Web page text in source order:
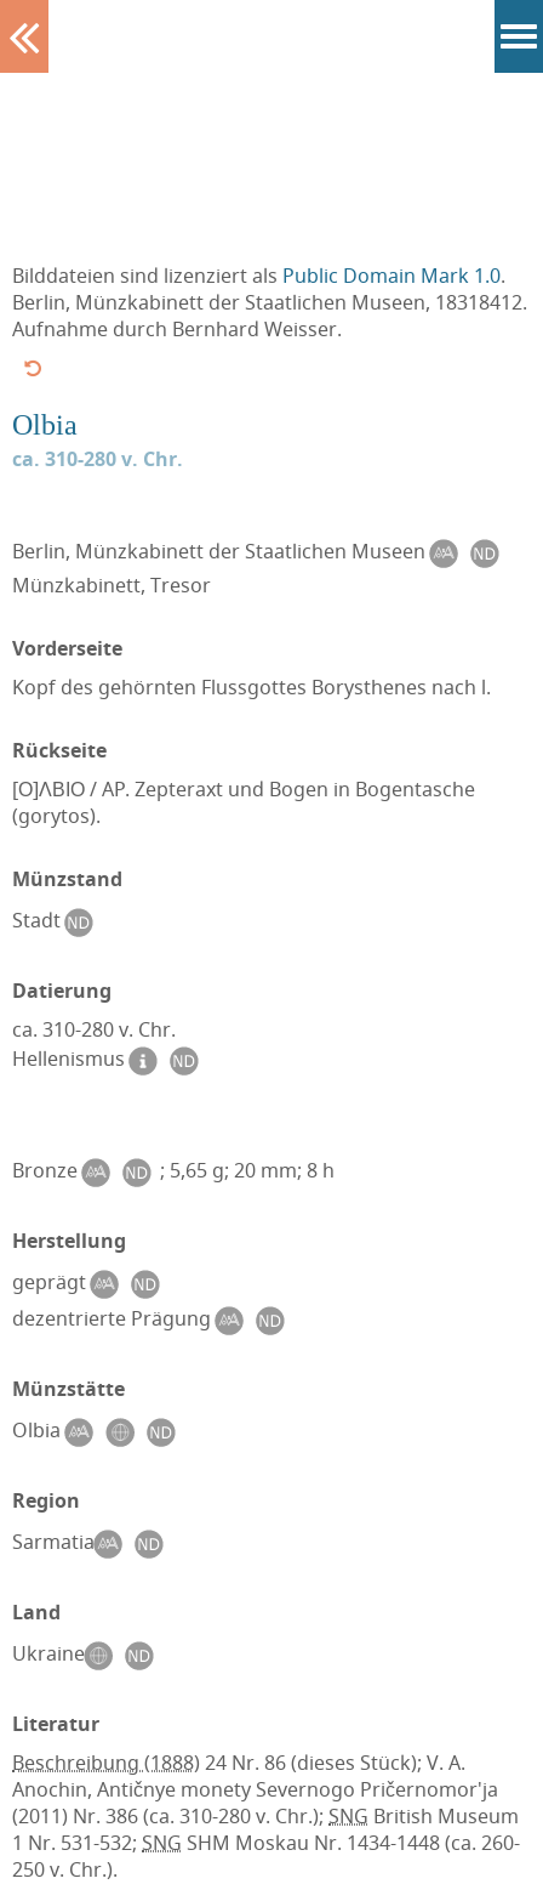
Bilddateien sind lizenziert als Public Domain Mark 1.0.
Berlin, Münzkabinett der Staatlichen Museen, 18318412.
Aufnahme durch Bernhard Weisser.
Olbia
ca. 310-280 v. Chr.
Berlin, Münzkabinett der Staatlichen Museen
Münzkabinett, Tresor
Vorderseite
Kopf des gehörnten Flussgottes Borysthenes nach l.
Rückseite
[Ο]ΛΒΙΟ / AP. Zepteraxt und Bogen in Bogentasche
(gorytos).
Münzstand
Stadt
Datierung
ca. 310-280 v. Chr.
Hellenismus
Bronze ; 5,65 g; 20 mm; 8 h
Herstellung
geprägt
dezentrierte Prägung
Münzstätte
Olbia
Region
Sarmatia
Land
Ukraine
Literatur
Beschreibung (1888) 24 Nr. 86 (dieses Stück); V. A.
Anochin, Antičnye monety Severnogo Pričernomor'ja
(2011) Nr. 386 (ca. 310-280 v. Chr.); SNG British Museum
1 Nr. 531-532; SNG SHM Moskau Nr. 1434-1448 (ca. 260-
250 v. Chr.).